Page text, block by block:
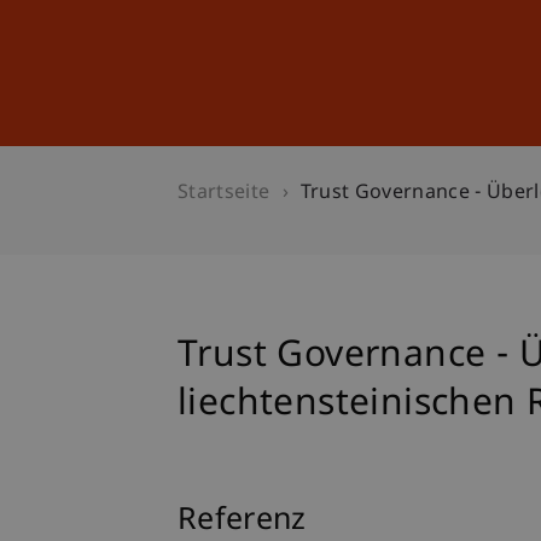
Startseite Trust Governance -
Trust Governance -
liechtensteinischen
Referenz